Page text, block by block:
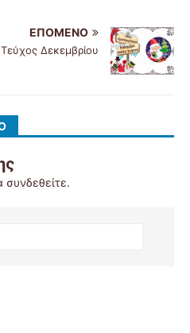
ΕΠΌΜΕΝΟ
Τεύχος Δεκεμβρίου
συνδεθείτε.